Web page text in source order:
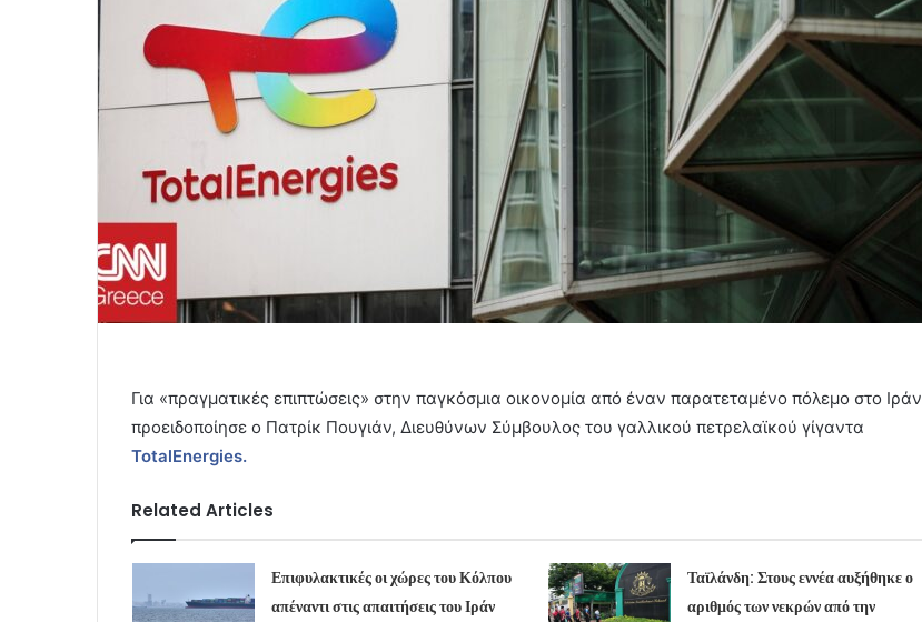
Για «πραγματικές επιπτώσεις» στην παγκόσμια οικονομία από έναν παρατεταμένο πόλεμο στο Ιράν
προειδοποίησε ο Πατρίκ Πουγιάν, Διευθύνων Σύμβουλος του γαλλικού πετρελαϊκού γίγαντα
TotalEnergies.
Related Articles
Επιφυλακτικές οι χώρες του Κόλπου
απέναντι στις απαιτήσεις του Ιράν
Ταϊλάνδη: Στους εννέα αυξήθηκε ο
αριθμός των νεκρών από την